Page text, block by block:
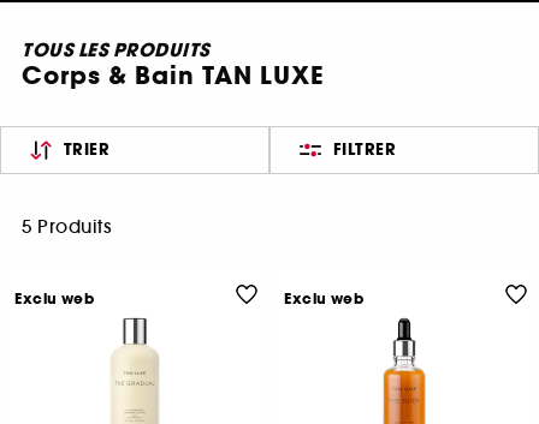
TOUS LES PRODUITS
Corps & Bain TAN LUXE
TRIER FILTRER
5 Produits
Exclu web Exclu web